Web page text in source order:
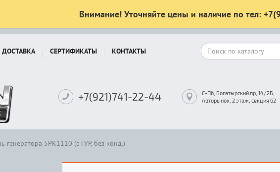
Внимание! Уточняйте цены и наличие по тел:
ДОСТАВКА СЕРТИФИКАТЫ КОНТАКТЫ
+7(921)741-22-44
С-Пб, Богатырский пр, 14/2Б,
Авторынок, 2 этаж, секция 62
генератора 5PK1110 (с ГУР, без конд.)